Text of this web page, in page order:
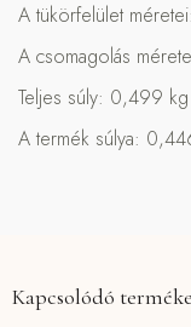
A tükörfelület
A csomagolás
Teljes súly: 0,499 kg
A termék súlya:
Kapcsolódó